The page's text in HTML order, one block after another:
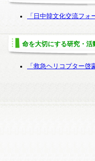
「日中韓文化交流フォ
命を大切にする研究・活
「救急ヘリコプター啓